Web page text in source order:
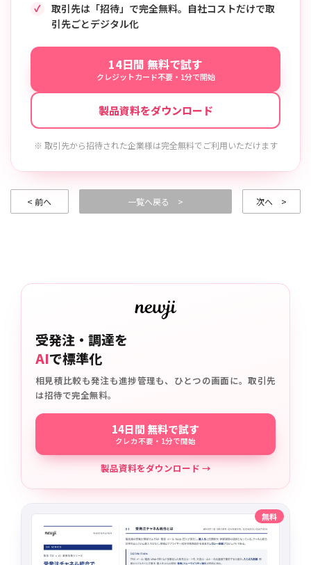
取引先は「招待」で完全無料。自社コストだけで取
引先ごとデジタル化
14日間 無料で試す
クレジットカード不要・1分で開始
製品資料をダウンロード
※ 取引先から招待された企業様は完全無料でご利用いただけます
< 前へ 一覧へ戻る > 次へ >
受発注・調達を
AIで標準化
相見積比較も発注も進捗管理も、ひとつの画面に。取引先
は招待で完全無料。
14日間 無料で試す
クレカ不要・1分で開始
製品資料をダウンロード →
無料